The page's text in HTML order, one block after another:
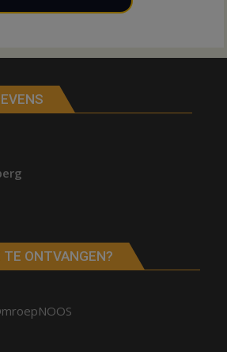
ONTVANGEN?